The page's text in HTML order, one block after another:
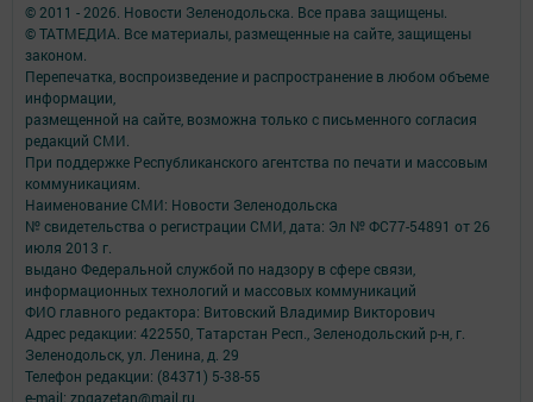
© 2011 - 2026. Новости Зеленодольска. Все права защищены.
© ТАТМЕДИА. Все материалы, размещенные на сайте, защищены
законом.
Перепечатка, воспроизведение и распространение в любом объеме
информации,
размещенной на сайте, возможна только с письменного согласия
редакций СМИ.
При поддержке Республиканского агентства по печати и массовым
коммуникациям.
Наименование СМИ: Новости Зеленодольска
№ свидетельства о регистрации СМИ, дата: Эл № ФС77-54891 от 26
июля 2013 г.
выдано Федеральной службой по надзору в сфере связи,
информационных технологий и массовых коммуникаций
ФИО главного редактора: Витовский Владимир Викторович
Адрес редакции: 422550, Татарстан Респ., Зеленодольский р-н, г.
Зеленодольск, ул. Ленина, д. 29
Телефон редакции: (84371) 5-38-55
e-mail: zpgazetan@mail.ru